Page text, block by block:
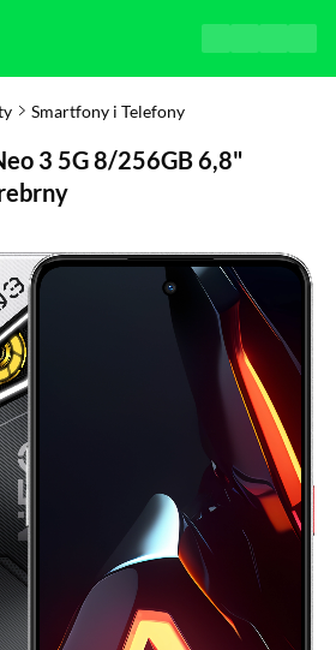
Smartfony i Telefony
3 5G 8/256GB 6,8"